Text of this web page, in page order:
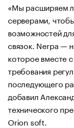
«Мы расширяем
серверами,
возможностей
связок. Nerpa —
которое вместе
требования
последующего
добавил
технического
Orion soft.